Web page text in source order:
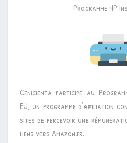
Programme HP
Cenicienta participe au
EU, un programme d’affiliation
sites de percevoir une
liens vers Amazon.fr.